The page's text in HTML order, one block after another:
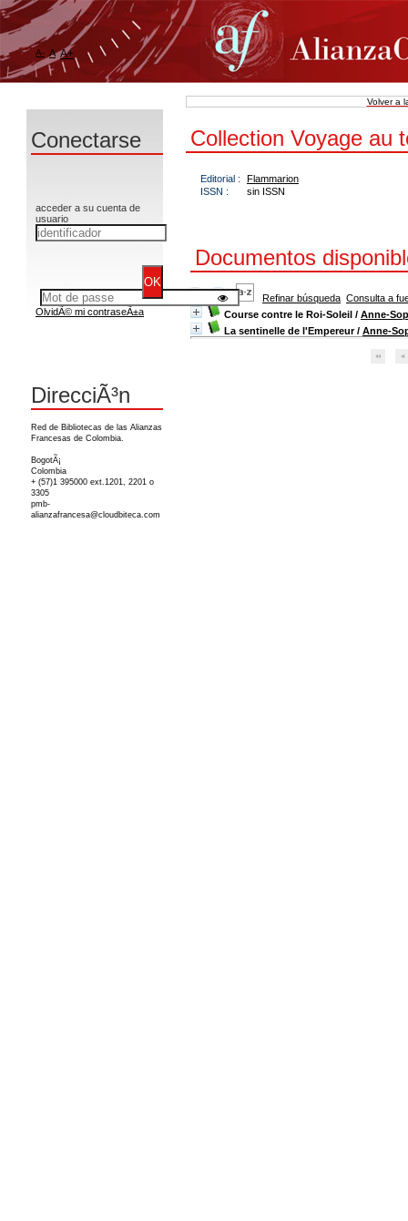
Volver a
Collection Voyage au
Editorial :
Flammarion
ISSN :
sin ISSN
Documentos
Refinar búsqueda Consulta a
Course contre le Roi-Soleil / Anne-
La sentinelle de l'Empereur/ Anne-
A- A A+
Conectarse
acceder a su cuenta de
usuario
OlvidÃ© mi contraseÃ±a
DirecciÃ³n
Red de Bibliotecas de las Alianzas
Francesas de Colombia.
BogotÃ¡
Colombia
+ (57)1 395000 ext.1201, 2201 o
3305
pmb-
alianzafrancesa@cloudbiteca.com